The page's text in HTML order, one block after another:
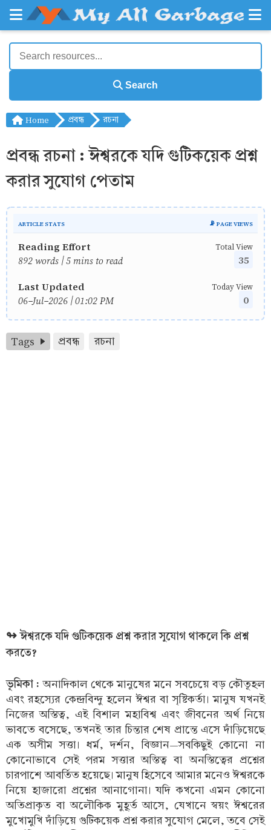
Search
Home প্রবন্ধ রচনা
প্রবন্ধ রচনা : ঈশ্বরকে যদি গুটিকয়েক প্রশ্ন
করার সুযোগ পেতাম
ARTICLE STATS 📡 PAGE VIEWS
Reading Effort
892 words | 5 mins to read
Total View
35
Last Updated
06-Jul-2026 | 01:02 PM
Today View
0
Tags প্রবন্ধ রচনা
↬ ঈশ্বরকে যদি গুটিকয়েক প্রশ্ন করার সুযোগ থাকলে কি প্রশ্ন
করতে?
ভূমিকা :অনাদিকাল থেকে মানুষের মনে সবচেয়ে বড় কৌতূহল
এবং রহস্যের কেন্দ্রবিন্দু হলেন ঈশ্বর বা সৃষ্টিকর্তা। মানুষ যখনই
নিজের অস্তিত্ব, এই বিশাল মহাবিশ্ব এবং জীবনের অর্থ নিয়ে
ভাবতে বসেছে, তখনই তার চিন্তার শেষ প্রান্তে এসে দাঁড়িয়েছে
এক অসীম সত্তা। ধর্ম, দর্শন, বিজ্ঞান—সবকিছুই কোনো না
কোনোভাবে সেই পরম সত্তার অস্তিত্ব বা অনস্তিত্বের প্রশ্নের
চারপাশে আবর্তিত হয়েছে। মানুষ হিসেবে আমার মনেও ঈশ্বরকে
নিয়ে হাজারো প্রশ্নের আনাগোনা। যদি কখনো এমন কোনো
অতিপ্রাকৃত বা অলৌকিক মুহূর্ত আসে, যেখানে স্বয়ং ঈশ্বরের
মুখোমুখি দাঁড়িয়ে গুটিকয়েক প্রশ্ন করার সুযোগ মেলে, তবে সেই